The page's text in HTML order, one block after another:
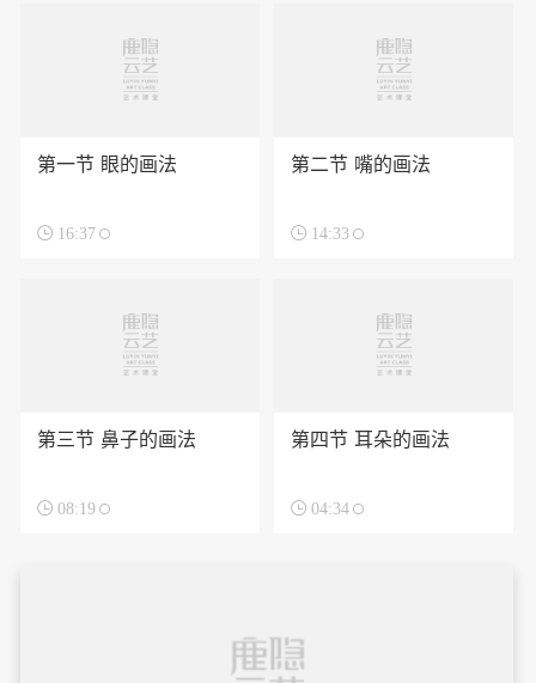
第一节 眼的画法
 16:37
第二节 嘴的画法
 14:33
第三节 鼻子的画法
 08:19
第四节 耳朵的画法
 04:34